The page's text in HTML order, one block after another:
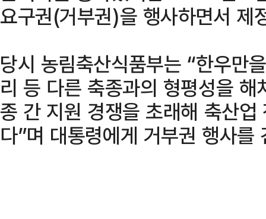
요구권(거부권)을 행사하면서 제
당시 농림축산식품부는 “한우만
리 등 다른 축종과의 형평성을
종 간 지원 경쟁을 초래해 축산
다”며 대통령에게 거부권 행사를